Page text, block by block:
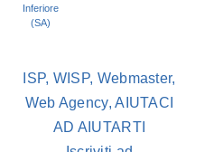
Inferiore
(SA)
ISP, WISP, Webmaster,
Web Agency, AIUTACI
AD AIUTARTI